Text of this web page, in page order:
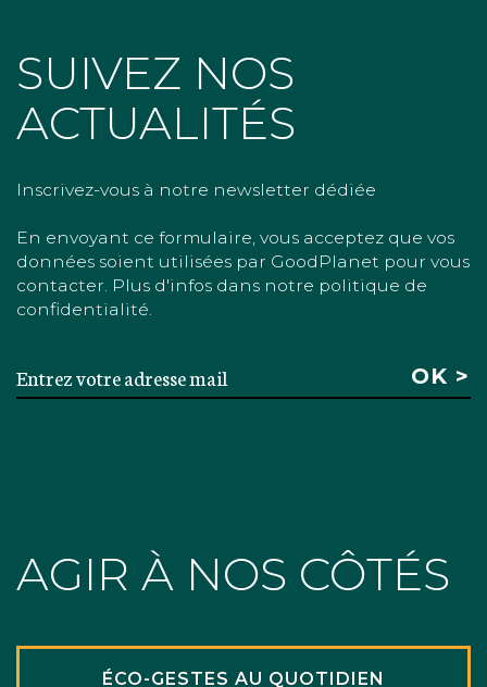
SUIVEZ NOS
ACTUALITÉS
Inscrivez-vous à notre newsletter dédiée
En envoyant ce formulaire, vous acceptez que vos
données soient utilisées par GoodPlanet pour vous
contacter. Plus d'infos dans notre politique de
confidentialité.
AGIR À NOS CÔTÉS
ÉCO-GESTES AU QUOTIDIEN